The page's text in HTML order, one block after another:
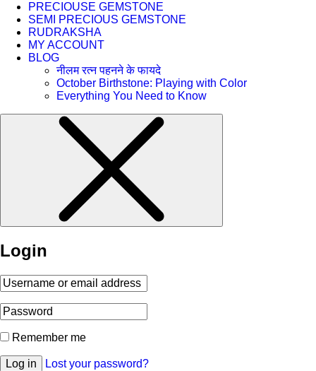
PRECIOUSE GEMSTONE
SEMI PRECIOUS GEMSTONE
RUDRAKSHA
MY ACCOUNT
BLOG
नीलम रत्न पहनने के फायदे
October Birthstone: Playing with Color
Everything You Need to Know
Login
Remember me
Log in Lost your password?